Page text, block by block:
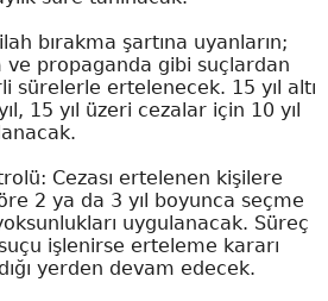
bırakma şartına uyanların;
ve propaganda gibi suçlardan
sürelerle ertelenecek. 15 yıl altı
15 yıl üzeri cezalar için 10 yıl
Cezası ertelenen kişilere
2 ya da 3 yıl boyunca seçme
uygulanacak. Süreç
işlenirse erteleme kararı
yerden devam edecek.